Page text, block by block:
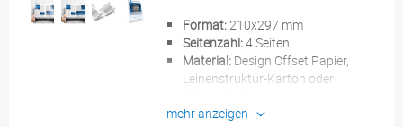
Format:210x297 mm
Seitenzahl:4 Seiten
Material: Design Offset Papier,
Leinenstruktur-Karton oder
Druck:4/4-farbig
mehr anzeigen